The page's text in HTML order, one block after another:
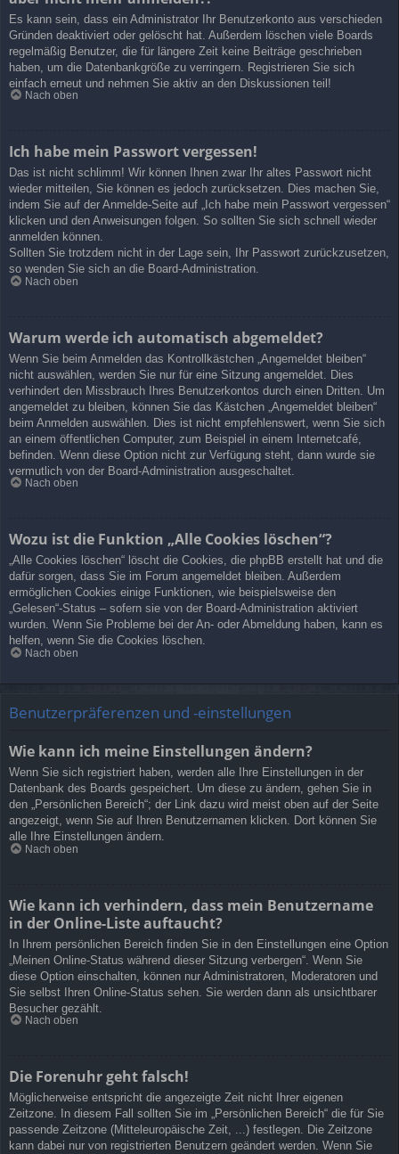
Es kann sein, dass ein Administrator Ihr Benutzerkonto aus verschieden
Gründen deaktiviert oder gelöscht hat. Außerdem löschen viele Boards
regelmäßig Benutzer, die für längere Zeit keine Beiträge geschrieben
haben, um die Datenbankgröße zu verringern. Registrieren Sie sich
einfach erneut und nehmen Sie aktiv an den Diskussionen teil!
Nach oben
Ich habe mein Passwort vergessen!
Das ist nicht schlimm! Wir können Ihnen zwar Ihr altes Passwort nicht
wieder mitteilen, Sie können es jedoch zurücksetzen. Dies machen Sie,
indem Sie auf der Anmelde-Seite auf „Ich habe mein Passwort vergessen“
klicken und den Anweisungen folgen. So sollten Sie sich schnell wieder
anmelden können.
Sollten Sie trotzdem nicht in der Lage sein, Ihr Passwort zurückzusetzen,
so wenden Sie sich an die Board-Administration.
Nach oben
Warum werde ich automatisch abgemeldet?
Wenn Sie beim Anmelden das Kontrollkästchen „Angemeldet bleiben“
nicht auswählen, werden Sie nur für eine Sitzung angemeldet. Dies
verhindert den Missbrauch Ihres Benutzerkontos durch einen Dritten. Um
angemeldet zu bleiben, können Sie das Kästchen „Angemeldet bleiben“
beim Anmelden auswählen. Dies ist nicht empfehlenswert, wenn Sie sich
an einem öffentlichen Computer, zum Beispiel in einem Internetcafé,
befinden. Wenn diese Option nicht zur Verfügung steht, dann wurde sie
vermutlich von der Board-Administration ausgeschaltet.
Nach oben
Wozu ist die Funktion „Alle Cookies löschen“?
„Alle Cookies löschen“ löscht die Cookies, die phpBB erstellt hat und die
dafür sorgen, dass Sie im Forum angemeldet bleiben. Außerdem
ermöglichen Cookies einige Funktionen, wie beispielsweise den
„Gelesen“-Status – sofern sie von der Board-Administration aktiviert
wurden. Wenn Sie Probleme bei der An- oder Abmeldung haben, kann es
helfen, wenn Sie die Cookies löschen.
Nach oben
Benutzerpräferenzen und -einstellungen
Wie kann ich meine Einstellungen ändern?
Wenn Sie sich registriert haben, werden alle Ihre Einstellungen in der
Datenbank des Boards gespeichert. Um diese zu ändern, gehen Sie in
den „Persönlichen Bereich“; der Link dazu wird meist oben auf der Seite
angezeigt, wenn Sie auf Ihren Benutzernamen klicken. Dort können Sie
alle Ihre Einstellungen ändern.
Nach oben
Wie kann ich verhindern, dass mein Benutzername
in der Online-Liste auftaucht?
In Ihrem persönlichen Bereich finden Sie in den Einstellungen eine Option
„Meinen Online-Status während dieser Sitzung verbergen“. Wenn Sie
diese Option einschalten, können nur Administratoren, Moderatoren und
Sie selbst Ihren Online-Status sehen. Sie werden dann als unsichtbarer
Besucher gezählt.
Nach oben
Die Forenuhr geht falsch!
Möglicherweise entspricht die angezeigte Zeit nicht Ihrer eigenen
Zeitzone. In diesem Fall sollten Sie im „Persönlichen Bereich“ die für Sie
passende Zeitzone (Mitteleuropäische Zeit, ...) festlegen. Die Zeitzone
kann dabei nur von registrierten Benutzern geändert werden. Wenn Sie